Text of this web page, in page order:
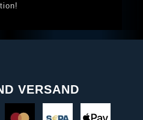
VERSAND